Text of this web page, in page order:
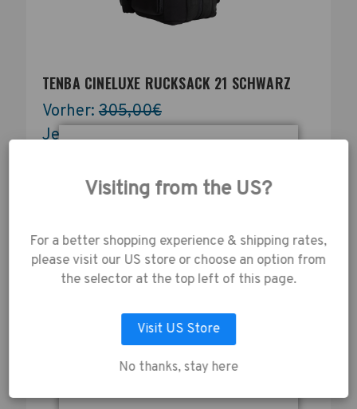
TENBA CINELUXE RUCKSACK 21 SCHWARZ
Vorher: 305,00€
Jetzt:244,00€
SKU:638-712
unserer Website
stimmen Sie der
unserer
Datenschutzrichtlinie
zu.
AUSWAHL ANPASSEN
ALLE COOKIES AKZEPTIEREN
Visiting from the US?
For a better shopping experience & shipping rates,
please visit our US store or choose an option from
the selector at the top left of this page.
Visit US Store
No thanks, stay here